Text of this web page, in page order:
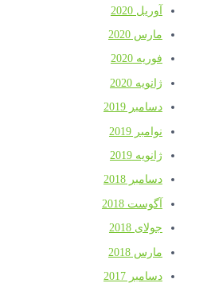
آوریل 2020
مارس 2020
فوریه 2020
ژانویه 2020
دسامبر 2019
نوامبر 2019
ژانویه 2019
دسامبر 2018
آگوست 2018
جولای 2018
مارس 2018
دسامبر 2017